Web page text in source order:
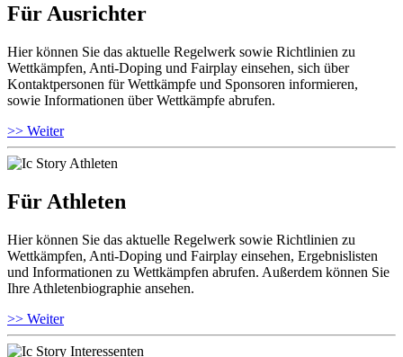
Für Ausrichter
Hier können Sie das aktuelle Regelwerk sowie Richtlinien zu
Wettkämpfen, Anti-Doping und Fairplay einsehen, sich über
Kontaktpersonen für Wettkämpfe und Sponsoren informieren,
sowie Informationen über Wettkämpfe abrufen.
>> Weiter
Für Athleten
Hier können Sie das aktuelle Regelwerk sowie Richtlinien zu
Wettkämpfen, Anti-Doping und Fairplay einsehen, Ergebnislisten
und Informationen zu Wettkämpfen abrufen. Außerdem können Sie
Ihre Athletenbiographie ansehen.
>> Weiter